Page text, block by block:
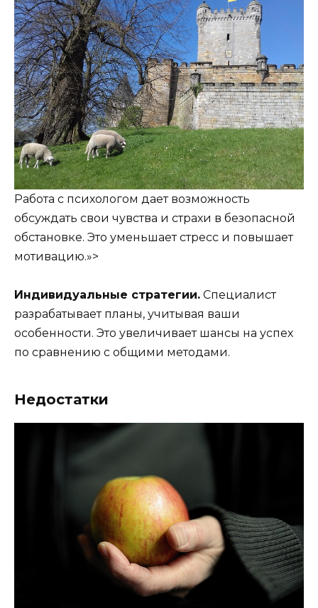
Работа с психологом дает возможность
обсуждать свои чувства и страхи в безопасной
обстановке. Это уменьшает стресс и повышает
мотивацию.»>
Индивидуальные стратегии. Специалист
разрабатывает планы, учитывая ваши
особенности. Это увеличивает шансы на успех
по сравнению с общими методами.
Недостатки